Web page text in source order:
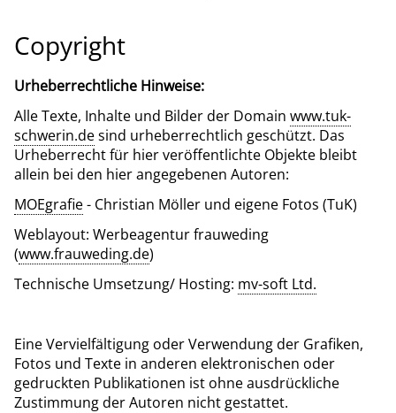
Copyright
Urheberrechtliche Hinweise:
Alle Texte, Inhalte und Bilder der Domain www.tuk-
schwerin.desind urheberrechtlich geschützt. Das
Urheberrecht für hier veröffentlichte Objekte bleibt
allein bei den hier angegebenen Autoren:
MOEgrafie- Christian Möller und eigene Fotos (TuK)
Weblayout: Werbeagentur frauweding
(www.frauweding.de)
Technische Umsetzung/ Hosting: mv-soft Ltd.
Eine Vervielfältigung oder Verwendung der Grafiken,
Fotos und Texte in anderen elektronischen oder
gedruckten Publikationen ist ohne ausdrückliche
Zustimmung der Autoren nicht gestattet.